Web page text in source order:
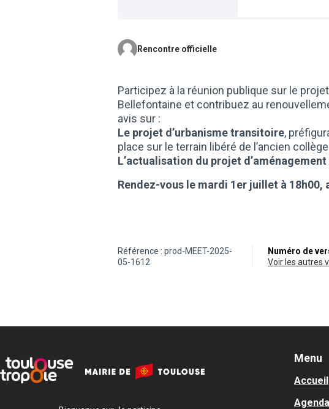
Rencontre officielle
Participez à la réunion publique sur le
Bellefontaine et contribuez au
avis sur :
Le projet d’urbanisme transitoire,
place sur le terrain libéré de l’ancien
L’actualisation du projet
Rendez-vous le mardi 1er juillet à
Référence : prod-MEET-2025-
05-1612
Numéro de
voir les autres
Menu
Accueil
Agenda